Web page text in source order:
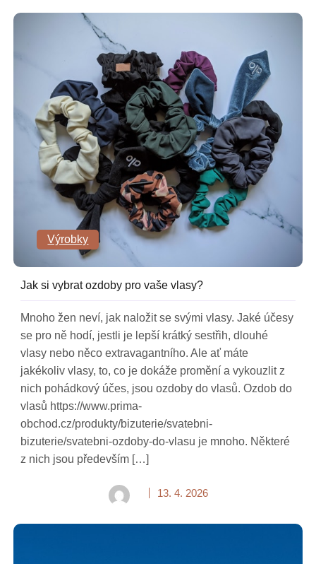
Výrobky
Jak si vybrat ozdoby pro vaše vlasy?
Mnoho žen neví, jak naložit se svými vlasy. Jaké účesy
se pro ně hodí, jestli je lepší krátký sestřih, dlouhé
vlasy nebo něco extravagantního. Ale ať máte
jakékoliv vlasy, to, co je dokáže promění a vykouzlit z
nich pohádkový účes, jsou ozdoby do vlasů. Ozdob do
vlasů https://www.prima-
obchod.cz/produkty/bizuterie/svatebni-
bizuterie/svatebni-ozdoby-do-vlasu je mnoho. Některé
z nich jsou především […]
13. 4. 2026